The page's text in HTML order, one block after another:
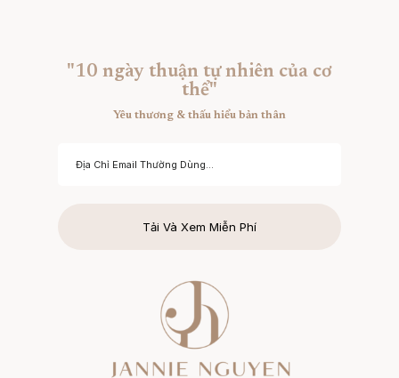
"10 ngày thuận tự nhiên của cơ
thể"
Yêu thương & thấu hiểu bản thân
Tải Và Xem Miễn Phí